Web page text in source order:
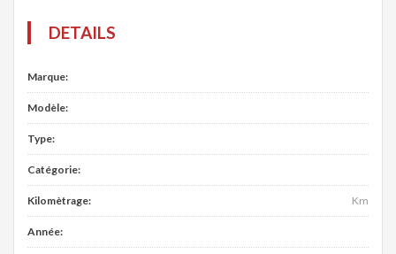
DETAILS
Marque:
Modèle:
Type:
Catégorie:
Kilomètrage: Km
Année: